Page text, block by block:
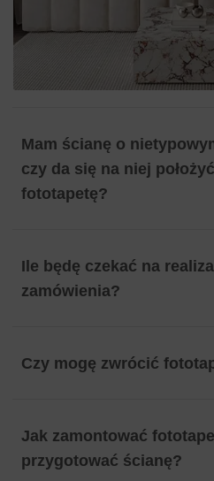
Mam ścianę o
czy da się na niej położyć
fototapetę?
Ile będę czekać na
zamówienia?
Czy mogę zwrócić
Jak zamontować
przygotować ścianę?